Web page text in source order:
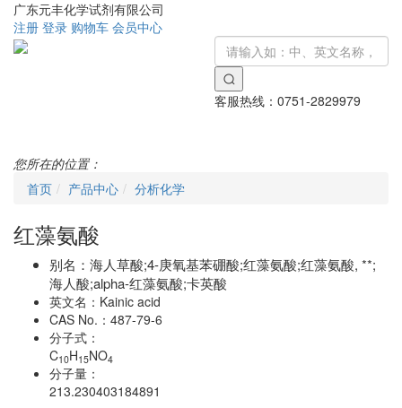
广东元丰化学试剂有限公司
注册 登录 购物车 会员中心
客服热线： 0751-2829979
您所在的位置：
首页
产品中心 分析化学
红藻氨酸
别名： 海人草酸;4-庚氧基苯硼酸;红藻氨酸;红藻氨酸, **;
海人酸;alpha-红藻氨酸;卡英酸
英文名： Kainic acid
CAS No.： 487-79-6
分子式：
C10H15NO4
分子量：
213.230403184891